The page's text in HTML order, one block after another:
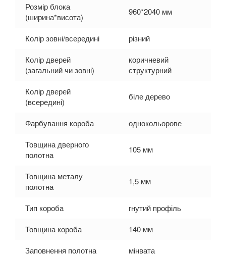
Розмір блока
(ширина*висота)
960*2040 мм
Колір зовні/всередині
різний
Колір дверей
(загальний чи зовні)
коричневий
структурний
Колір дверей
(всередині)
біле дерево
Фарбування короба
однокольорове
Товщина дверного
полотна
105 мм
Товщина металу
полотна
1,5 мм
Тип короба
гнутий профіль
Товщина короба
140 мм
Заповнення полотна
мінвата